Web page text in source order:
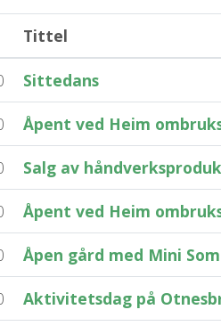
Tittel
Sittedans
Åpent ved Heim
Salg av
Åpent ved Heim
Åpen gård med Mini
Aktivitetsdag på